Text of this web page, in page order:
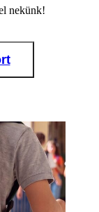
nekünk!